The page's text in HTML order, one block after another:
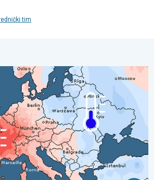
tim
u srpnju. Razlike u Europi. . .